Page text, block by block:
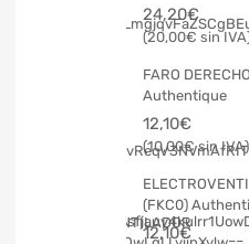
24,20€
20,00€
FARO
Authentique
12,10€
10,00€
(FKC0)
12,10€